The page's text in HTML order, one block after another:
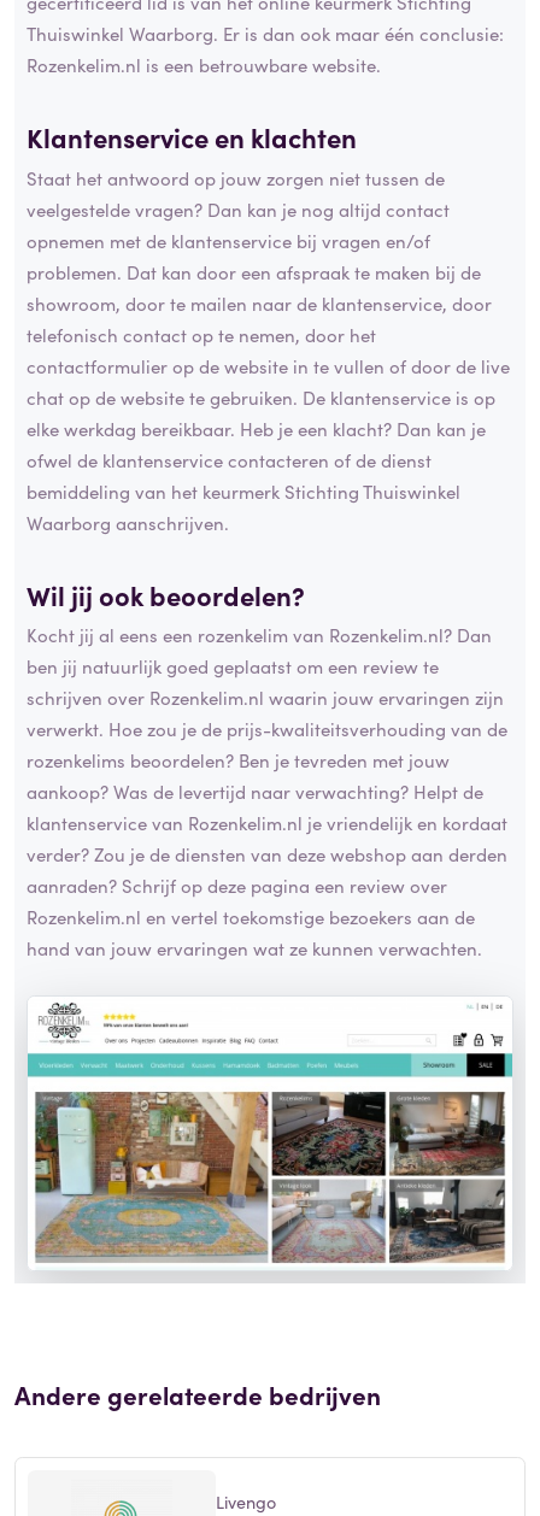
Thuiswinkel Waarborg. Er is dan ook maar één conclusie:
Rozenkelim.nl is een betrouwbare website.
Klantenservice en klachten
Staat het antwoord op jouw zorgen niet tussen de
veelgestelde vragen? Dan kan je nog altijd contact
opnemen met de klantenservice bij vragen en/of
problemen. Dat kan door een afspraak te maken bij de
showroom, door te mailen naar de klantenservice, door
telefonisch contact op te nemen, door het
contactformulier op de website in te vullen of door de live
chat op de website te gebruiken. De klantenservice is op
elke werkdag bereikbaar. Heb je een klacht? Dan kan je
ofwel de klantenservice contacteren of de dienst
bemiddeling van het keurmerk Stichting Thuiswinkel
Waarborg aanschrijven.
Wil jij ook beoordelen?
Kocht jij al eens een rozenkelim van Rozenkelim.nl? Dan
ben jij natuurlijk goed geplaatst om een review te
schrijven over Rozenkelim.nl waarin jouw ervaringen zijn
verwerkt. Hoe zou je de prijs-kwaliteitsverhouding van de
rozenkelims beoordelen? Ben je tevreden met jouw
aankoop? Was de levertijd naar verwachting? Helpt de
klantenservice van Rozenkelim.nl je vriendelijk en kordaat
verder? Zou je de diensten van deze webshop aan derden
aanraden? Schrijf op deze pagina een review over
Rozenkelim.nl en vertel toekomstige bezoekers aan de
hand van jouw ervaringen wat ze kunnen verwachten.
Andere gerelateerde bedrijven
Livengo